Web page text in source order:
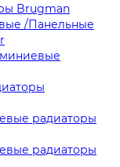
Brugman
/Панельные
радиаторы
радиаторы